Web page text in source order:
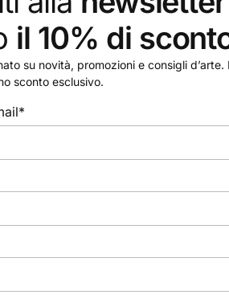
il 10% di
su novità, promozioni e consigli
sconto esclusivo.